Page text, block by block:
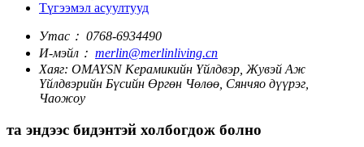
Түгээмэл асуултууд
Утас： 0768-6934490
И-мэйл： merlin@merlinliving.cn
Хаяг: OMAYSN Керамикийн Үйлдвэр, Жувэй Аж
Үйлдвэрийн Бүсийн Өргөн Чөлөө, Сянчяо дүүрэг,
Чаожоу
та эндээс бидэнтэй холбогдож болно